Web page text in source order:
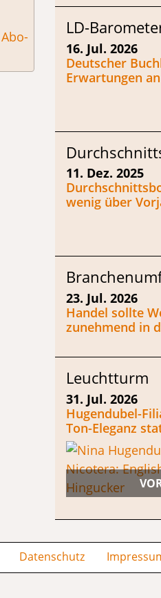
Abo-
LD-
16. Jul. 2026
Deutscher
Erwartungen
11. Dez. 2025
wenig über
23. Jul. 2026
Handel sollte
zunehmend in
Leuchtturm
31. Jul. 2026
Hugendubel-
Ton-Eleganz
Datenschutz